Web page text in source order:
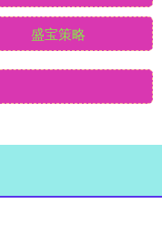
盛宝策略